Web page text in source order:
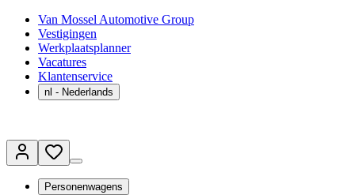
Van Mossel Automotive Group
Vestigingen
Werkplaatsplanner
Vacatures
Klantenservice
nl - Nederlands
Personenwagens